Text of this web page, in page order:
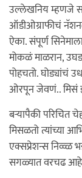
उल्लेखनिय म्हणजे
ऑडीओग्राफीचं
ऐका. संपूर्ण
मोकळं माळरान,
पोहचतो. घोड्यांचं
ओरपून जेवणं.. मिसं
बर्‍यापैकी परिचित
मिसळतो त्यांच्या
एक्सप्रेशन्स निव्व्ळ
सगळ्यात वरचढ